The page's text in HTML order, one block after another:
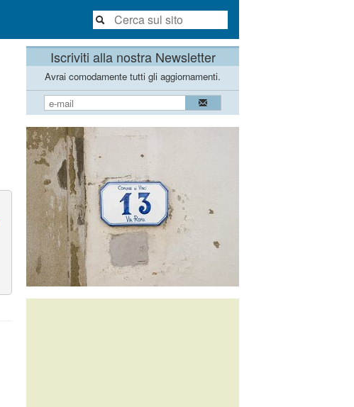
Iscriviti alla nostra Newsletter
Avrai comodamente tutti gli aggiornamenti.